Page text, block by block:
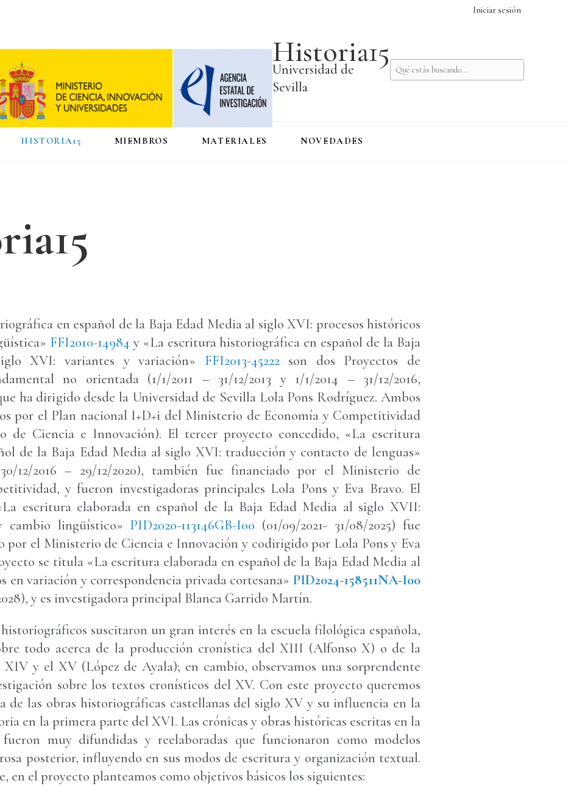
Iniciar sesión
Historia15
Universidad de
Sevilla
HISTORIA15 MIEMBROS MATERIALES NOVEDADES
en español de la Baja Edad Media al siglo XVI: procesos históricos
FFI2010-14984 y «La escritura historiográfica en español de la Baja
XVI: variantes y variación» FFI2013-45222 son dos Proyectos de
no orientada (1/1/2011 – 31/12/2013 y 1/1/2014 – 31/12/2016,
ha dirigido desde la Universidad de Sevilla Lola Pons Rodríguez. Ambos
por el Plan nacional I+D+i del Ministerio de Economía y Competitividad
de Ciencia e Innovación). El tercer proyecto concedido, «La escritura
de la Baja Edad Media al siglo XVI: traducción y contacto de lenguas»
12/2016 – 29/12/2020), también fue financiado por el Ministerio de
y fueron investigadoras principales Lola Pons y Eva Bravo. El
escritura elaborada en español de la Baja Edad Media al siglo XVII:
cambio lingüístico» PID2020-113146GB-I00 (01/09/2021- 31/08/2025) fue
por el Ministerio de Ciencia e Innovación y codirigido por Lola Pons y Eva
se titula «La escritura elaborada en español de la Baja Edad Media al
en variación y correspondencia privada cortesana» PID2024-158511NA-I00
y es investigadora principal Blanca Garrido Martín.
suscitaron un gran interés en la escuela filológica española,
todo acerca de la producción cronística del XIII (Alfonso X) o de la
y el XV (López de Ayala); en cambio, observamos una sorprendente
sobre los textos cronísticos del XV. Con este proyecto queremos
de las obras historiográficas castellanas del siglo XV y su influencia en la
en la primera parte del XVI. Las crónicas y obras históricas escritas en la
muy difundidas y reelaboradas que funcionaron como modelos
posterior, influyendo en sus modos de escritura y organización textual.
en el proyecto planteamos como objetivos básicos los siguientes: